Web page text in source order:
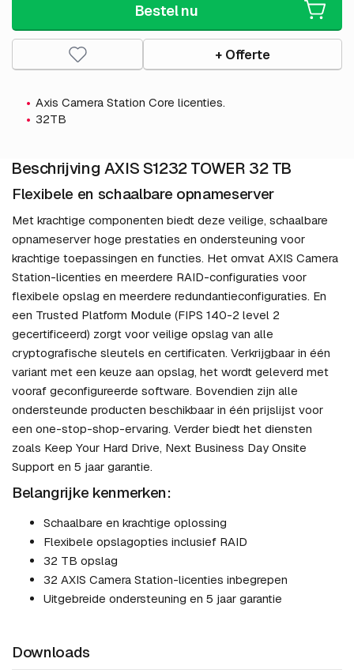
Bestel nu
+ Offerte
Axis Camera Station Core licenties.
32TB
Beschrijving AXIS S1232 TOWER 32 TB
Flexibele en schaalbare opnameserver
Met krachtige componenten biedt deze veilige, schaalbare
opnameserver hoge prestaties en ondersteuning voor
krachtige toepassingen en functies. Het omvat AXIS Camera
Station-licenties en meerdere RAID-configuraties voor
flexibele opslag en meerdere redundantieconfiguraties. En
een Trusted Platform Module (FIPS 140-2 level 2
gecertificeerd) zorgt voor veilige opslag van alle
cryptografische sleutels en certificaten. Verkrijgbaar in één
variant met een keuze aan opslag, het wordt geleverd met
vooraf geconfigureerde software. Bovendien zijn alle
ondersteunde producten beschikbaar in één prijslijst voor
een one-stop-shop-ervaring. Verder biedt het diensten
zoals Keep Your Hard Drive, Next Business Day Onsite
Support en 5 jaar garantie.
Belangrijke kenmerken:
Schaalbare en krachtige oplossing
Flexibele opslagopties inclusief RAID
32 TB opslag
32 AXIS Camera Station-licenties inbegrepen
Uitgebreide ondersteuning en 5 jaar garantie
Downloads